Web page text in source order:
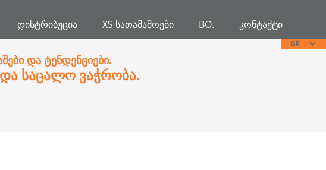
ᲓᲘᲡᲢᲠᲘᲑᲣᲪᲘᲐ XS ᲡᲐᲗᲐᲛᲐᲨᲝᲔᲑᲘ BO. ᲙᲝᲜᲢᲐᲥᲢᲘ
GE
და ტენდენციები.
საცალო ვაჭრობა.